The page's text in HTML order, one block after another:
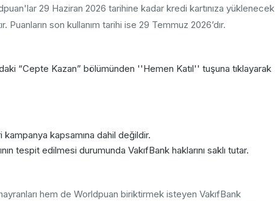
29 Haziran 2026 tarihine kadar kredi kartınıza yüklenecek
Puanların son kullanım tarihi ise 29 Temmuz 2026’dır.
“Cepte Kazan” bölümünden ''Hemen Katıl'' tuşuna tıklayarak
kampanya kapsamına dahil değildir.
tespit edilmesi durumunda VakıfBank haklarını saklı tutar.
hayranları hem de Worldpuan biriktirmek isteyen VakıfBank